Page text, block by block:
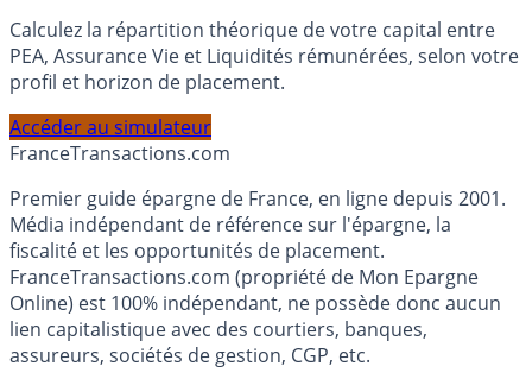
Simulateur d'Allocation
Calculez la répartition théorique de votre capital entre
PEA, Assurance Vie et Liquidités rémunérées, selon votre
profil et horizon de placement.
Accéder au simulateur
FranceTransactions.com
Premier guide épargne de France, en ligne depuis 2001.
Média indépendant de référence sur l'épargne, la
fiscalité et les opportunités de placement.
FranceTransactions.com (propriété de Mon Epargne
Online) est 100% indépendant, ne possède donc aucun
lien capitalistique avec des courtiers, banques,